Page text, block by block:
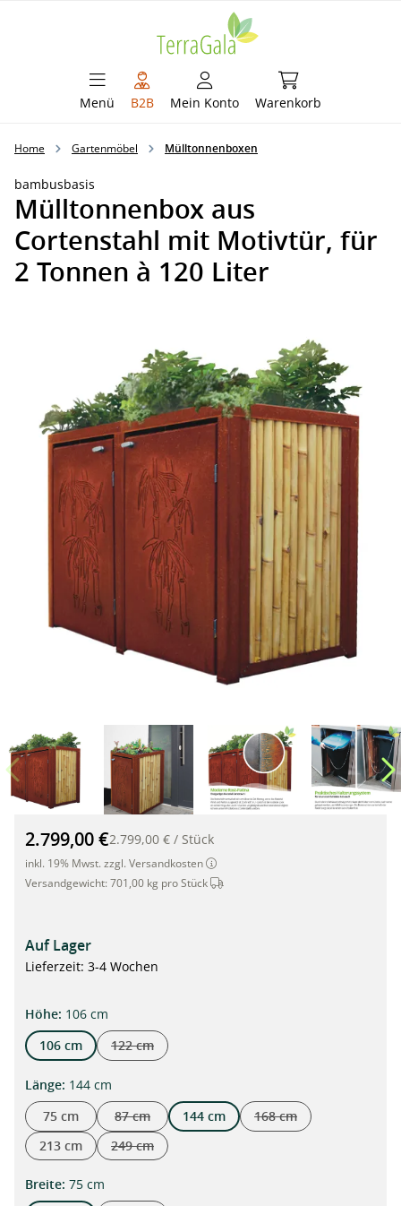
Menü B2B Mein Konto Warenkorb
Warenkorb
Home Gartenmöbel Mülltonnenboxen
bambusbasis
Mülltonnenbox aus
Cortenstahl mit Motivtür, für
2 Tonnen à 120 Liter
Mülltonnenbox aus Cortenstahl mit Motivtür, für 2 Tonnen à
2.799,00 €2.799,00 € / Stück
inkl. 19% Mwst. zzgl. Versandkosten
Versandgewicht: 701,00 kg pro Stück Dieser Artikel wird per Spedition
Auf Lager
Lieferzeit: 3-4 Wochen
Höheauswählen
: 106 cm
106 cm
122 cm
(Diese Option ist zurzeit nicht verfügbar.)
Längeauswählen
: 144 cm
75 cm
87 cm
(Diese Option ist zurzeit nicht verfügbar.)
144 cm 168 cm
(Diese Option ist
213 cm 249 cm
(Diese Option ist zurzeit nicht verfügbar.)
Breiteauswählen
: 75 cm